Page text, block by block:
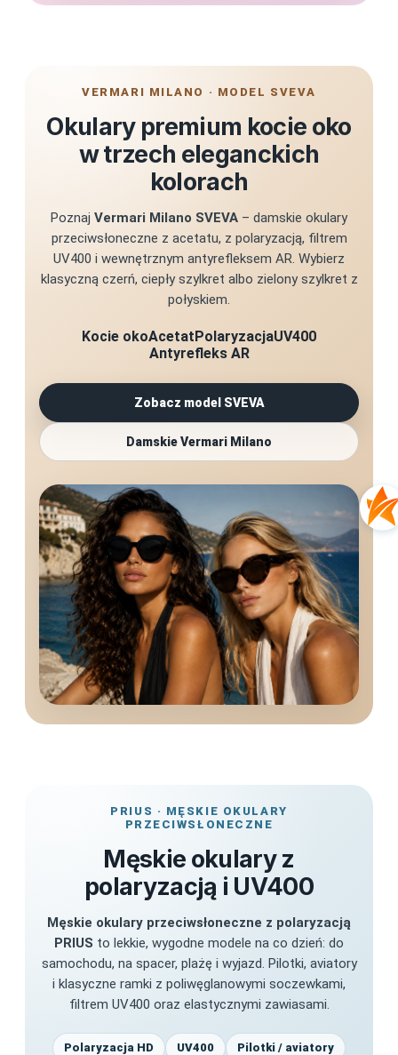
VERMARI MILANO · MODEL SVEVA
Okulary premium kocie oko
w trzech eleganckich
kolorach
Poznaj Vermari Milano SVEVA – damskie okulary
przeciwsłoneczne z acetatu, z polaryzacją, filtrem
UV400 i wewnętrznym antyrefleksem AR. Wybierz
klasyczną czerń, ciepły szylkret albo zielony szylkret z
połyskiem.
Kocie okoAcetat PolaryzacjaUV400
Antyrefleks AR
Zobacz model SVEVA
Damskie Vermari Milano
PRIUS · MĘSKIE OKULARY
PRZECIWSŁONECZNE
Męskie okulary z
polaryzacją i UV400
Męskie okulary przeciwsłoneczne z polaryzacją
PRIUS to lekkie, wygodne modele na co dzień: do
samochodu, na spacer, plażę i wyjazd. Pilotki, aviatory
i klasyczne ramki z poliwęglanowymi soczewkami,
filtrem UV400 oraz elastycznymi zawiasami.
Polaryzacja HD UV400 Pilotki / aviatory